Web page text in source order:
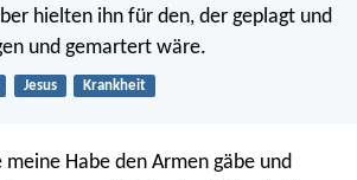
hielten ihn für den, der geplagt und
und gemartert wäre.
Jesus Krankheit
Habe den Armen gäbe und